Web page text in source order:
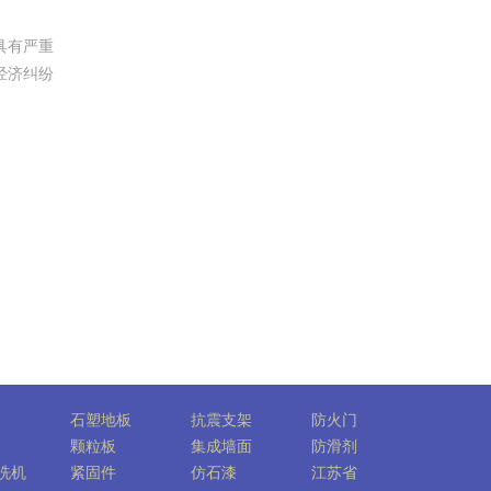
有严重
济纠纷
石塑地板 抗震支架
防火门
颗粒板 集成墙面
防滑剂
机 紧固件 仿石漆
江苏省